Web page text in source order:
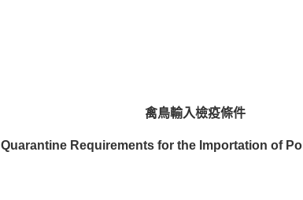
禽鳥輸入檢疫條件
Quarantine Requirements for the Importation of